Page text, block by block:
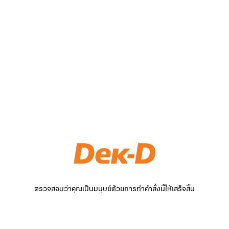
ตรวจสอบว่าคุณเป็นมนุษย์ด้วยการทำคำสั่งนี้ให้เสร็จสิ้น